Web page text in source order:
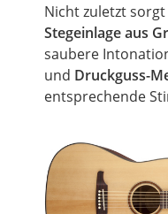
Nicht zuletzt
Stegeinlage aus
saubere
und Druckguss-
entsprechende